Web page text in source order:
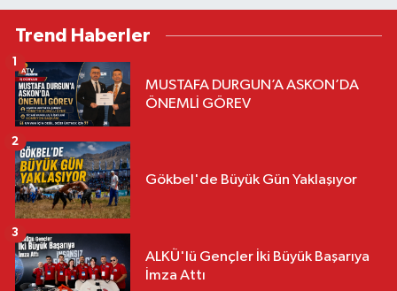
Trend Haberler
MUSTAFA DURGUN’A ASKON’DA
ÖNEMLİ GÖREV
1
Gökbel'de Büyük Gün Yaklaşıyor
2
ALKÜ'lü Gençler İki Büyük Başarıya
İmza Attı
3